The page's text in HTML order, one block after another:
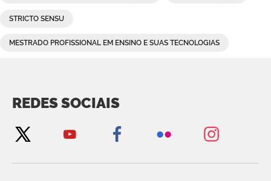
STRICTO SENSU
MESTRADO PROFISSIONAL EM ENSINO E SUAS TECNOLOGIAS
REDES SOCIAIS